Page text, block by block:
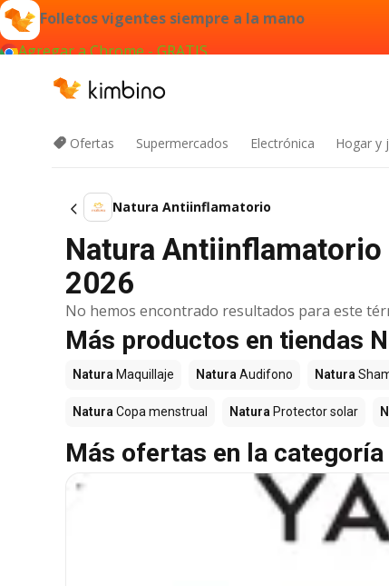
Folletos vigentes siempre a la mano
Agregar a Chrome - GRATIS
Ofertas Supermercados Electrónica Hogar y
Natura Antiinflamatorio
Natura
2026
No hemos encontrado resultados para este
Más productos en tiendas
Natura Maquillaje Natura Audifono Natura
Natura Copa menstrual Natura Protector solar
Más ofertas en la categoría